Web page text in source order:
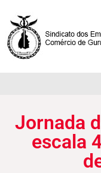
Jornada
escala